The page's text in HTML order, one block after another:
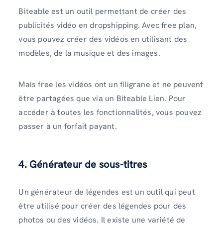
Biteable est un outil permettant de créer des
publicités vidéo en dropshipping. Avec free plan,
vous pouvez créer des vidéos en utilisant des
modèles, de la musique et des images.
Mais free les vidéos ont un filigrane et ne peuvent
être partagées que via un Biteable Lien. Pour
accéder à toutes les fonctionnalités, vous pouvez
passer à un forfait payant.
4. Générateur de sous-titres
Un générateur de légendes est un outil qui peut
être utilisé pour créer des légendes pour des
photos ou des vidéos. Il existe une variété de